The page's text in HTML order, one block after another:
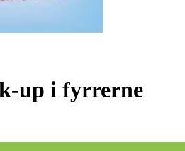
up i fyrrerne